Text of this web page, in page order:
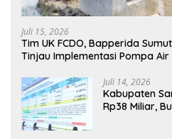
Juli 15, 2026
Tim UK FCDO, Bapperida
Tinjau Implementasi Pompa
Juli 14, 2026
Kabupaten
Rp38 Miliar,